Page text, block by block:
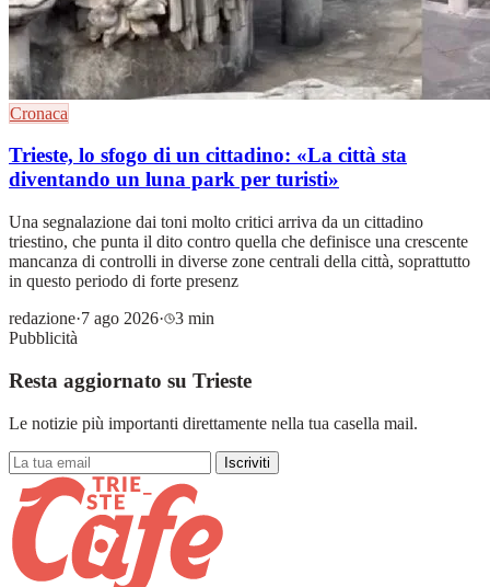
Cronaca
Trieste, lo sfogo di un cittadino: «La città sta
diventando un luna park per turisti»
Una segnalazione dai toni molto critici arriva da un cittadino
triestino, che punta il dito contro quella che definisce una crescente
mancanza di controlli in diverse zone centrali della città, soprattutto
in questo periodo di forte presenz
redazione·7 ago 2026·
3 min
Pubblicità
Resta aggiornato su Trieste
Le notizie più importanti direttamente nella tua casella mail.
Iscriviti